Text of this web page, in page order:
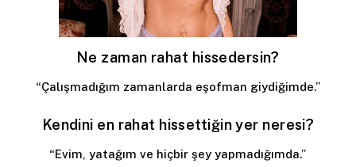
Ne zaman rahat hissedersin?
“Çalışmadığım zamanlarda eşofman giydiğimde.”
Kendini en rahat hissettiğin yer neresi?
“Evim, yatağım ve hiçbir şey yapmadığımda.”